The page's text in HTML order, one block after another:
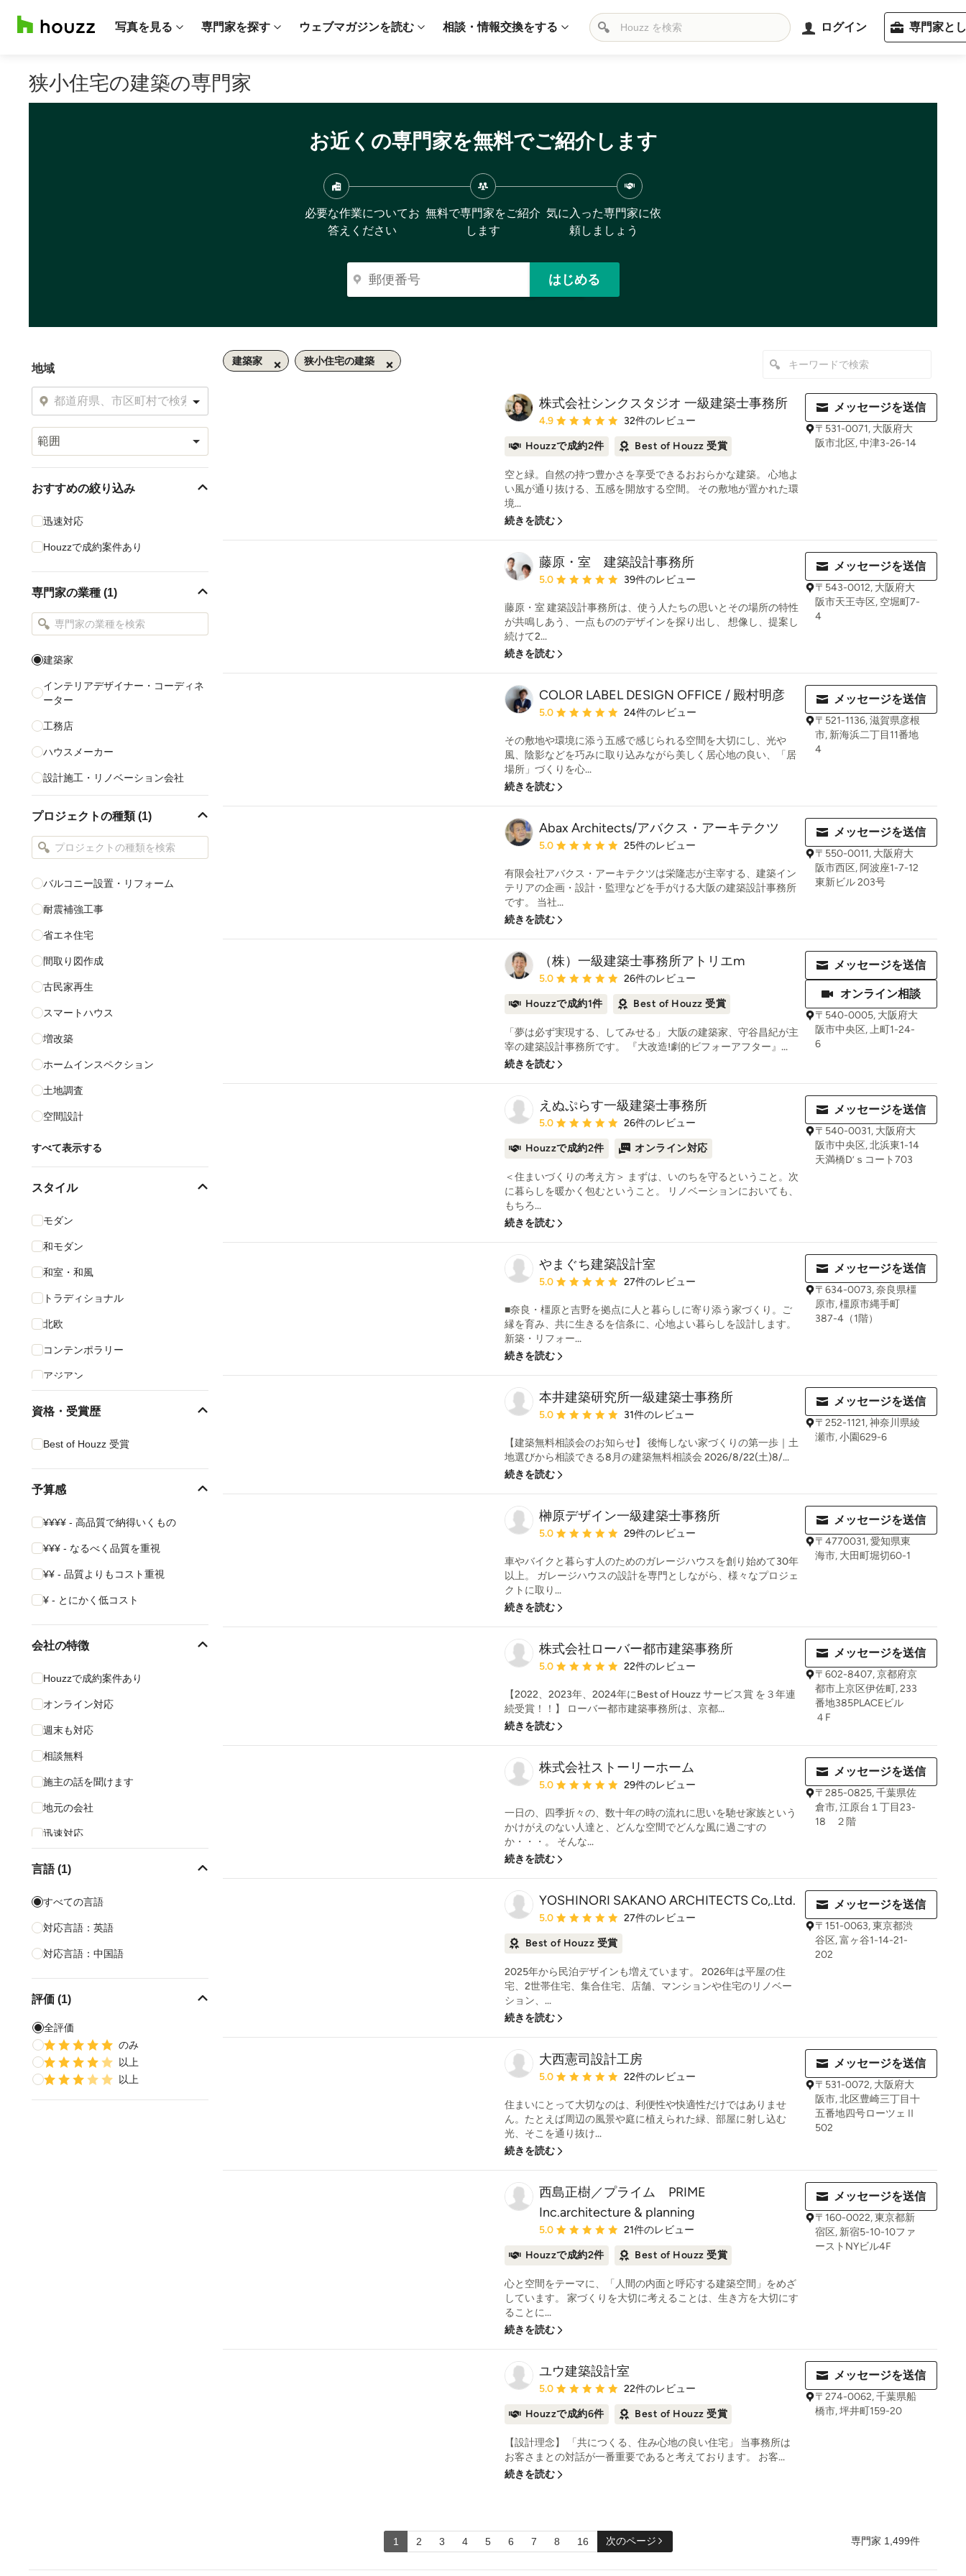
写真を見る 専門家を探す ウェブマガジンを読む 相談・情報交換をする ログイン 専門家と
狭小住宅の建築の専門家
お近くの専門家を無料でご紹介します
必要な作業についてお
答えください
無料で専門家をご紹介
します
気に入った専門家に依
頼しましょう
はじめる
地域
範囲
おすすめの絞り込み
迅速対応
Houzzで成約案件あり
専門家の業種 (1)
建築家
インテリアデザイナー・コーディネ
ーター
工務店
ハウスメーカー
設計施工・リノベーション会社
家具・インテリアショップ
照明・照明デザイン
カーペット・畳・床材
すべて表示する
プロジェクトの種類 (1)
バルコニー設置・リフォーム
耐震補強工事
省エネ住宅
間取り図作成
古民家再生
スマートハウス
増改築
ホームインスペクション
土地調査
空間設計
すべて表示する
スタイル
モダン
和モダン
和室・和風
トラディショナル
北欧
コンテンポラリー
アジアン
資格・受賞歴
Best of Houzz 受賞
予算感
¥¥¥¥ - 高品質で納得いくもの
¥¥¥ - なるべく品質を重視
¥¥ - 品質よりもコスト重視
¥ - とにかく低コスト
会社の特徴
Houzzで成約案件あり
オンライン対応
週末も対応
相談無料
施主の話を聞けます
地元の会社
迅速対応
言語 (1)
すべての言語
対応言語：英語
対応言語：中国語
評価 (1)
全評価
のみ
以上
以上
建築家 狭小住宅の建築
株式会社シンクスタジオ 一級建築士事務所
平均評価：5つ星中 星4.9
4.9 32件のレビュー
Houzzで成約2件 Best of Houzz 受賞
空と緑。自然の持つ豊かさを享受できるおおらかな建築。 心地よ
い風が通り抜ける、五感を開放する空間。 その敷地が置かれた環
境...
続きを読む
メッセージを送信
〒531-0071, 大阪府大
阪市北区, 中津3-26-14
藤原・室 建築設計事務所
平均評価：5つ星中 星5
5.0 39件のレビュー
藤原・室 建築設計事務所は、使う人たちの思いとその場所の特性
が共鳴しあう、一点もののデザインを探り出し、 想像し、提案し
続けて2...
続きを読む
メッセージを送信
〒543-0012, 大阪府大
阪市天王寺区, 空堀町7-
4
COLOR LABEL DESIGN OFFICE / 殿村明彦
平均評価：5つ星中 星5
5.0 24件のレビュー
その敷地や環境に添う五感で感じられる空間を大切にし、光や
風、陰影などを巧みに取り込みながら美しく居心地の良い、「居
場所」づくりを心...
続きを読む
メッセージを送信
〒521-1136, 滋賀県彦根
市, 新海浜二丁目11番地
4
Abax Architects/アバクス・アーキテクツ
平均評価：5つ星中 星5
5.0 25件のレビュー
有限会社アバクス・アーキテクツは栄隆志が主宰する、建築イン
テリアの企画・設計・監理などを手がける大阪の建築設計事務所
です。 当社...
続きを読む
メッセージを送信
〒550-0011, 大阪府大
阪市西区, 阿波座1-7-12
東新ビル 203号
（株）一級建築士事務所アトリエm
平均評価：5つ星中 星5
5.0 26件のレビュー
Houzzで成約1件 Best of Houzz 受賞
「夢は必ず実現する、してみせる」 大阪の建築家、守谷昌紀が主
宰の建築設計事務所です。 『大改造!劇的ビフォーアフター』...
続きを読む
メッセージを送信
オンライン相談
〒540-0005, 大阪府大
阪市中央区, 上町1-24-
6
えぬぷらす一級建築士事務所
平均評価：5つ星中 星5
5.0 26件のレビュー
Houzzで成約2件 オンライン対応
＜住まいづくりの考え方＞ まずは、いのちを守るということ。次
に暮らしを暖かく包むということ。 リノベーションにおいても、
もちろ...
続きを読む
メッセージを送信
〒540-0031, 大阪府大
阪市中央区, 北浜東1-14
天満橋D’ｓコート703
やまぐち建築設計室
平均評価：5つ星中 星5
5.0 27件のレビュー
■奈良・橿原と吉野を拠点に人と暮らしに寄り添う家づくり。ご
縁を育み、共に生きるを信条に、心地よい暮らしを設計します。
新築・リフォー...
続きを読む
メッセージを送信
〒634-0073, 奈良県橿
原市, 橿原市縄手町
387-4（1階）
本井建築研究所一級建築士事務所
平均評価：5つ星中 星5
5.0 31件のレビュー
【建築無料相談会のお知らせ】 後悔しない家づくりの第一歩｜土
地選びから相談できる8月の建築無料相談会 2026/8/22(土)8/...
続きを読む
メッセージを送信
〒252-1121, 神奈川県綾
瀬市, 小園629-6
榊原デザイン一級建築士事務所
平均評価：5つ星中 星5
5.0 29件のレビュー
車やバイクと暮らす人のためのガレージハウスを創り始めて30年
以上。 ガレージハウスの設計を専門としながら、様々なプロジェ
クトに取り...
続きを読む
メッセージを送信
〒4770031, 愛知県東
海市, 大田町堀切60-1
株式会社ローバー都市建築事務所
平均評価：5つ星中 星5
5.0 22件のレビュー
【2022、2023年、2024年にBest of Houzz サービス賞 を３年連
続受賞！！】 ローバー都市建築事務所は、京都...
続きを読む
メッセージを送信
〒602-8407, 京都府京
都市上京区伊佐町, 233
番地385PLACEビル
４F
株式会社ストーリーホーム
平均評価：5つ星中 星5
5.0 29件のレビュー
一日の、四季折々の、数十年の時の流れに思いを馳せ家族という
かけがえのない人達と、どんな空間でどんな風に過ごすの
か・・・。 そんな...
続きを読む
メッセージを送信
〒285-0825, 千葉県佐
倉市, 江原台１丁目23-
18 ２階
YOSHINORI SAKANO ARCHITECTS Co,.Ltd.
平均評価：5つ星中 星5
5.0 27件のレビュー
Best of Houzz 受賞
2025年から民泊デザインも増えています。 2026年は平屋の住
宅、2世帯住宅、集合住宅、店舗、マンションや住宅のリノベー
ション、...
続きを読む
メッセージを送信
〒151-0063, 東京都渋
谷区, 富ヶ谷1-14-21-
202
大西憲司設計工房
平均評価：5つ星中 星5
5.0 22件のレビュー
住まいにとって大切なのは、利便性や快適性だけではありませ
ん。たとえば周辺の風景や庭に植えられた緑、部屋に射し込む
光、そこを通り抜け...
続きを読む
メッセージを送信
〒531-0072, 大阪府大
阪市, 北区豊崎三丁目十
五番地四号ローツェⅡ
502
西島正樹／プライム PRIME
Inc.architecture & planning
平均評価：5つ星中 星5
5.0 21件のレビュー
Houzzで成約2件 Best of Houzz 受賞
心と空間をテーマに、「人間の内面と呼応する建築空間」をめざ
しています。 家づくりを大切に考えることは、生き方を大切にす
ることに...
続きを読む
メッセージを送信
〒160-0022, 東京都新
宿区, 新宿5-10-10ファ
ーストNYビル4F
ユウ建築設計室
平均評価：5つ星中 星5
5.0 22件のレビュー
Houzzで成約6件 Best of Houzz 受賞
【設計理念】 「共につくる、住み心地の良い住宅」 当事務所は
お客さまとの対話が一番重要であると考えております。 お客...
続きを読む
メッセージを送信
〒274-0062, 千葉県船
橋市, 坪井町159-20
1 2 3 4 5 6 7 8 16 次のページ 専門家 1,499件